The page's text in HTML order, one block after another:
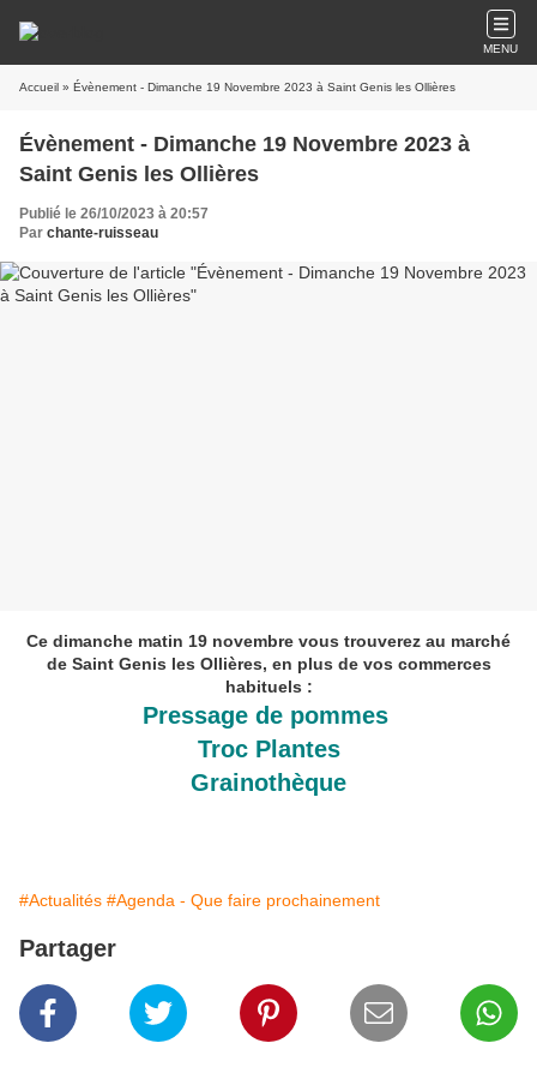
MENU
Accueil » Évènement - Dimanche 19 Novembre 2023 à Saint Genis les Ollières
Évènement - Dimanche 19 Novembre 2023 à
Saint Genis les Ollières
Publié le 26/10/2023 à 20:57
Par chante-ruisseau
Ce dimanche matin 19 novembre vous trouverez au marché
de Saint Genis les Ollières, en plus de vos commerces
habituels :
Pressage de pommes
Troc Plantes
Grainothèque
#Actualités #Agenda - Que faire prochainement
Partager